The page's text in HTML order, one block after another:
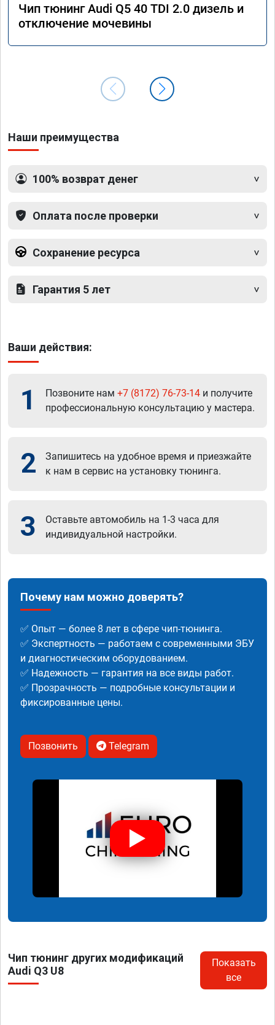
Чип тюнинг Audi Q5 40 TDI 2.0 дизель и
отключение мочевины
Наши преимущества
100% возврат денег
Оплата после проверки
Сохранение ресурса
Гарантия 5 лет
Ваши действия:
1 Позвоните нам +7 (8172) 76-73-14 и получите
профессиональную консультацию у мастера.
2
Запишитесь на удобное время и приезжайте
к нам в сервис на установку тюнинга.
3
Оставьте автомобиль на 1-3 часа для
индивидуальной настройки.
Почему нам можно доверять?
✅ Опыт — более 8 лет в сфере чип-тюнинга.
✅ Экспертность — работаем с современными ЭБУ
и диагностическим оборудованием.
✅ Надежность — гарантия на все виды работ.
✅ Прозрачность — подробные консультации и
фиксированные цены.
Позвонить Telegram
Чип тюнинг других модификаций
Audi Q3 U8
Показать
все